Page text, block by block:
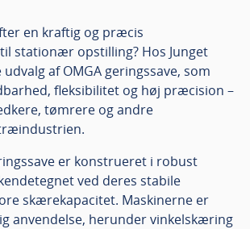
en kraftig og præcis
stationær opstilling? Hos Junget
af OMGA geringssave, som
fleksibilitet og høj præcision –
tømrere og andre
er konstrueret i robust
ved deres stabile
skærekapacitet. Maskinerne er
anvendelse, herunder vinkelskæring